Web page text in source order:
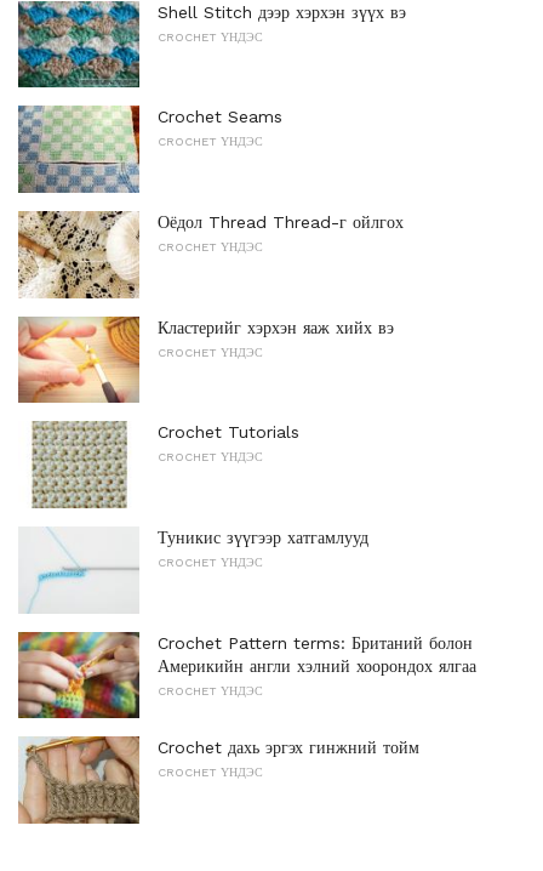
Shell Stitch дээр хэрхэн зүүх вэ
CROCHET ҮНДЭС
Crochet Seams
CROCHET ҮНДЭС
Оёдол Thread Thread-г ойлгох
CROCHET ҮНДЭС
Кластерийг хэрхэн яаж хийх вэ
CROCHET ҮНДЭС
Crochet Tutorials
CROCHET ҮНДЭС
Туникис зүүгээр хатгамлууд
CROCHET ҮНДЭС
Crochet Pattern terms: Британий болон
Америкийн англи хэлний хоорондох ялгаа
CROCHET ҮНДЭС
Crochet дахь эргэх гинжний тойм
CROCHET ҮНДЭС